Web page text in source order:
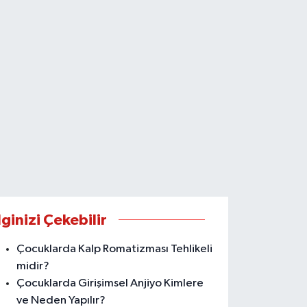
Çekebilir
Çocuklarda Kalp Romatizması Tehlikeli
midir?
Çocuklarda Girişimsel Anjiyo Kimlere
ve Neden Yapılır?